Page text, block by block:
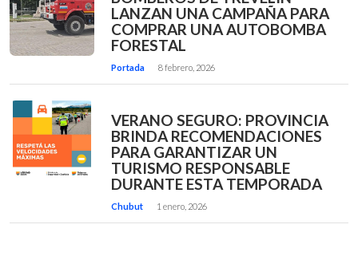
LANZAN UNA CAMPAÑA PARA
COMPRAR UNA AUTOBOMBA
FORESTAL
Portada 8 febrero, 2026
VERANO SEGURO: PROVINCIA
BRINDA RECOMENDACIONES
PARA GARANTIZAR UN
TURISMO RESPONSABLE
DURANTE ESTA TEMPORADA
Chubut 1 enero, 2026